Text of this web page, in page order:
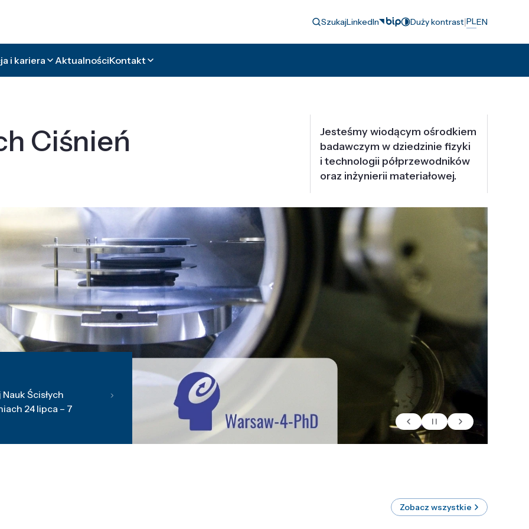
SzukajLinkedIn Duży kontrast|PLEN
i kariera AktualnościKontakt
Ciśnień
Jesteśmy wiodącym ośrodkiem
badawczym w dziedzinie fizyki
i technologii półprzewodników
oraz inżynierii materiałowej.
Ścisłych
24 lipca – 7
Zobacz wszystkie